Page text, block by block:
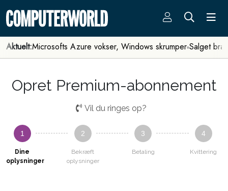
Aktuelt:Microsofts Azure vokser, Windows skrumper Salget
Opret Premium-abonnement
Vil du ringes op?
1
Dine
oplysninger
2
Bekræft
oplysninger
3
Betaling
4
Kvittering